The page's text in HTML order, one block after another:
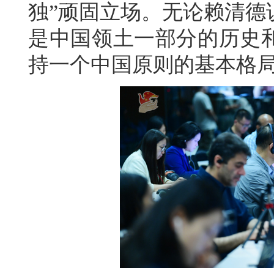
独”顽固立场。无论赖清
是中国领土一部分的历史
持一个中国原则的基本格